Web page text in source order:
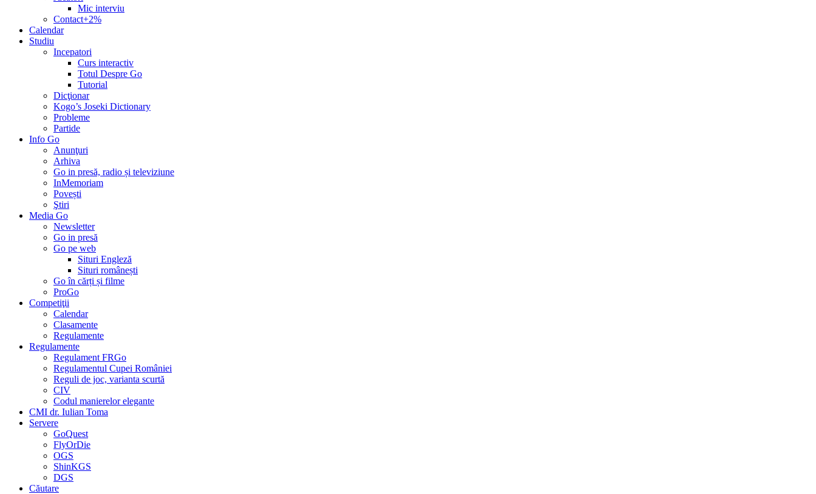
Mic interviu
Contact+2%
Calendar
Studiu
Incepatori
Curs interactiv
Totul Despre Go
Tutorial
Dicţionar
Kogo’s Joseki Dictionary
Probleme
Partide
Info Go
Anunţuri
Arhiva
Go in presă, radio și televiziune
InMemoriam
Povești
Ştiri
Media Go
Newsletter
Go in presă
Go pe web
Situri Engleză
Situri românești
Go în cărți și filme
ProGo
Competiţii
Calendar
Clasamente
Regulamente
Regulamente
Regulament FRGo
Regulamentul Cupei României
Reguli de joc, varianta scurtă
CIV
Codul manierelor elegante
CMI dr. Iulian Toma
Servere
GoQuest
FlyOrDie
OGS
ShinKGS
DGS
Căutare